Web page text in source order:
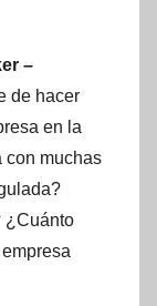
–
de hacer
en la
con muchas
¿Cuánto